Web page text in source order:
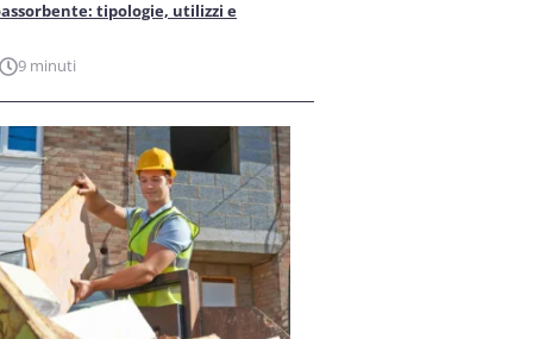
tipologie, utilizzi e
9 minuti